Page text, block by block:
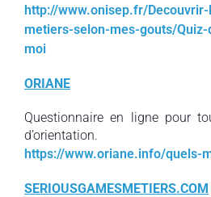
http://www.onisep.fr/
metiers-selon-mes-gouts/
moi
ORIANE
Questionnaire en ligne pour
d’orientation.
https://www.oriane.info/quels-
SERIOUSGAMESMETIERS.COM